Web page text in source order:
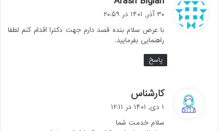
ف
:
۳۰ آذر, ۱۴۰۱ در ۲۰:۵۹
با عرض سلام بنده قصد دارم جهت دکترا اقدام کنم لطفا
راهنمایی بفرمایید.
پاسخ
کارشناس
ت
:
۱ دی, ۱۴۰۱ در ۱۲:۱۱
سلام خدمت شما